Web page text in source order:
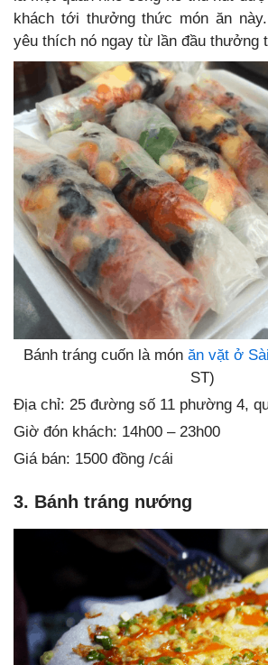
khách tới thưởng thức món ăn
yêu thích nó ngay từ lần đầu thưởng
Bánh tráng cuốn là món ăn vặt ở
ST)
Địa chỉ: 25 đường số 11 phường 4,
Giờ đón khách: 14h00 – 23h00
Giá bán: 1500 đồng /cái
3. Bánh tráng nướng